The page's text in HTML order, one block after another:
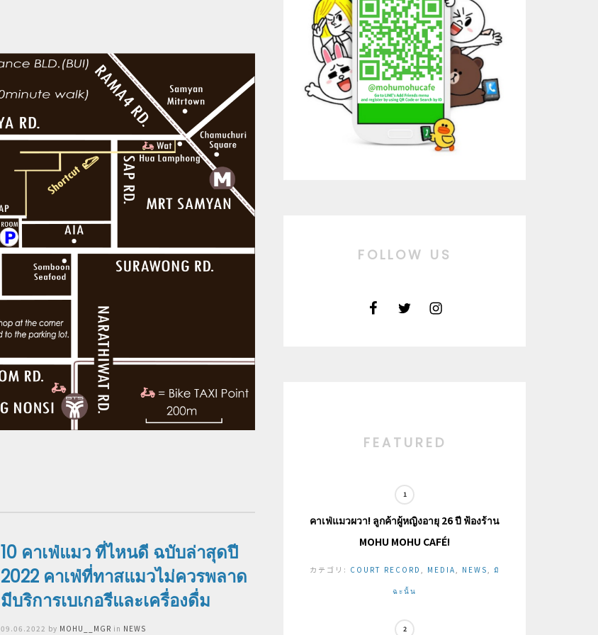
10 คาเฟ่แมว ที่ไหนดี ฉบับล่าสุดปี
2022 คาเฟ่ที่ทาสแมวไม่ควรพลาด
มีบริการเบเกอรีและเครื่องดื่ม
Posted
09.06.2022 by MOHU__MGR in NEWS
FOLLOW US
FEATURED
คาเฟ่แมวผวา! ลูกค้าผู้หญิงอายุ 26 ปี ฟ้องร้าน
MOHU MOHU CAFÉ!
カテゴリ: COURT RECORD MEDIA NEWS
มิ
ฉะนั้น